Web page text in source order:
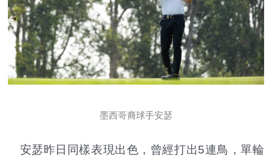
墨西哥裔球手安瑟
安瑟昨日同樣表現出色，曾經打出5連鳥，單輪